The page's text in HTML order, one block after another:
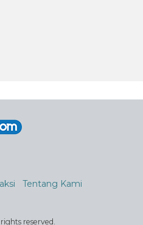
Tentang Kami
reserved.